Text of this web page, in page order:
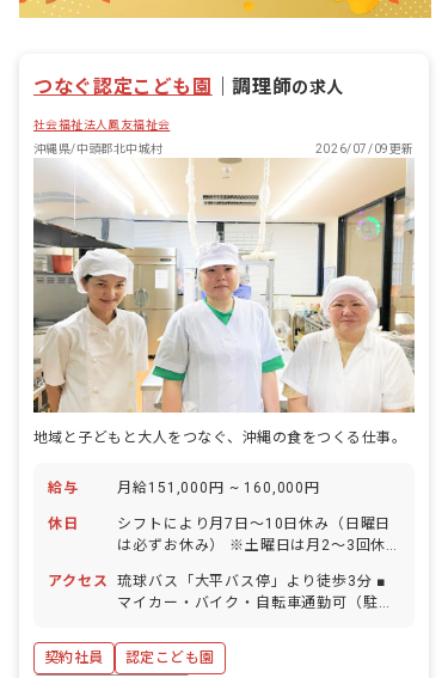
つなぐ認定こども園 ｜調理師の求人
社会福祉法人鳳友福祉会
沖縄県/中頭郡北中城村
2026/07/09更新
地域と子どもと大人をつなぐ、沖縄の食をつくる仕事。
給与 月給151,000円 ~ 160,000円
休日
シフトにより月7日～10日休み（日曜日
は必ずお休み） ※土曜日は月2～3回休
目から3日間） 年末年始休暇 慰霊の日
有給休暇（取得率70％／半日単位での取
るお休みも調整可能です！ 特別休暇有
（結婚記念日、忌引き、リフレッシュ休
アクセス
琉球バス「大平バス停」より徒歩3分 ■
マイカー・バイク・自転車通勤可（駐車
契約社員
認定こども園